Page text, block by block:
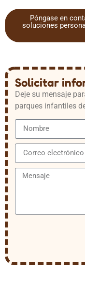
Póngase en
soluciones
Solicitar
Deje su mensaje
parques infantiles